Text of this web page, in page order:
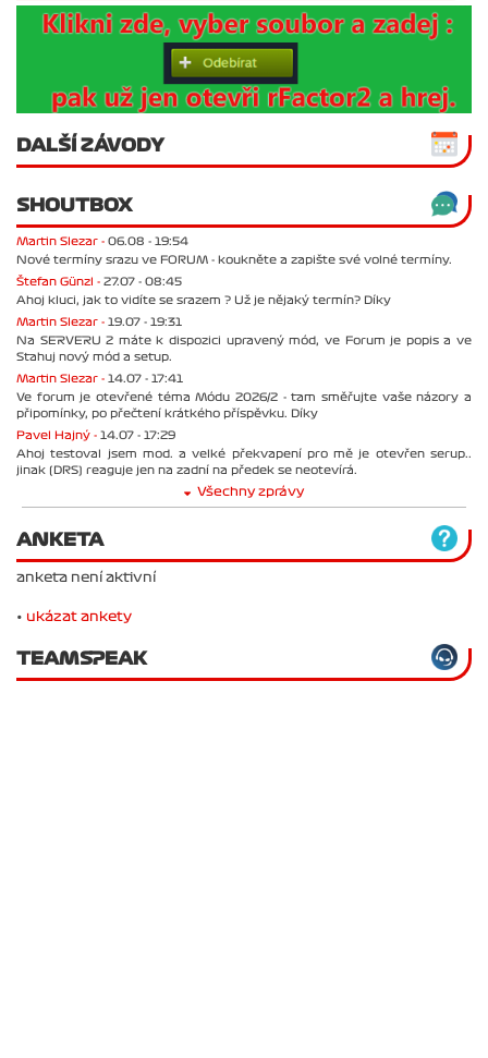
DALŠÍ ZÁVODY
SHOUTBOX
Martin Slezar - 06.08 - 19:54
Nové termíny srazu ve FORUM - koukněte a zapište své volné termíny.
Štefan Günzl - 27.07 - 08:45
Ahoj kluci, jak to vidíte se srazem ? Už je nějaký termín? Díky
Martin Slezar - 19.07 - 19:31
Na SERVERU 2 máte k dispozici upravený mód, ve Forum je popis a ve
Stahuj nový mód a setup.
Martin Slezar - 14.07 - 17:41
Ve forum je otevřené téma Módu 2026/2 - tam směřujte vaše názory a
připomínky, po přečtení krátkého příspěvku. Díky
Pavel Hajný - 14.07 - 17:29
Ahoj testoval jsem mod. a velké překvapení pro mě je otevřen serup..
jinak (DRS) reaguje jen na zadní na předek se neotevírá.
Všechny zprávy
ANKETA
anketa není aktivní
• ukázat ankety
TEAMSPEAK